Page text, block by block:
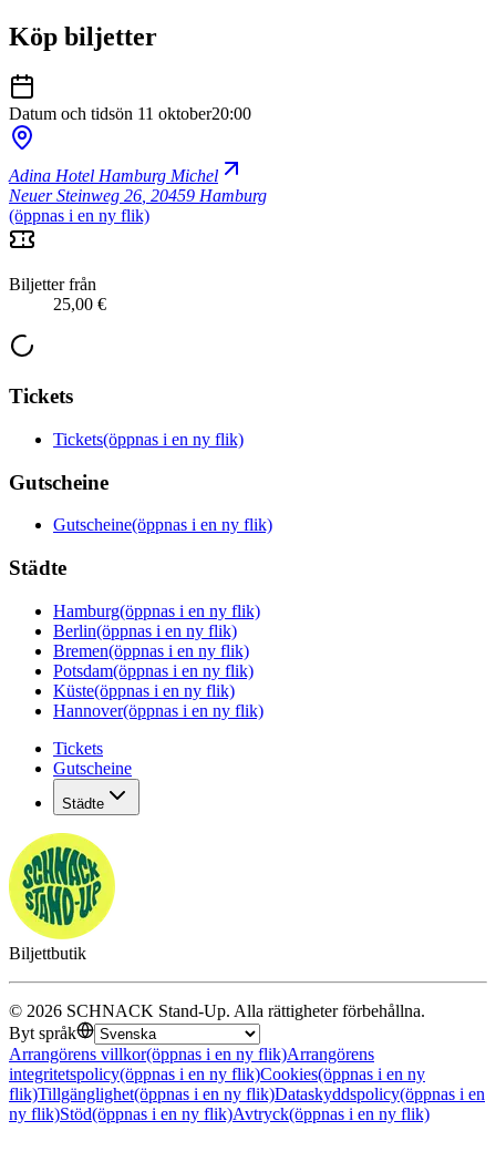
Köp biljetter
Datum och tidsön 11 oktober20:00
Adina Hotel Hamburg Michel
Neuer Steinweg 26, 20459 Hamburg
(öppnas i en ny flik)
Biljetter från
25,00 €
Tickets
Tickets(öppnas i en ny flik)
Gutscheine
Gutscheine(öppnas i en ny flik)
Städte
Hamburg(öppnas i en ny flik)
Berlin(öppnas i en ny flik)
Bremen(öppnas i en ny flik)
Potsdam(öppnas i en ny flik)
Küste(öppnas i en ny flik)
Hannover(öppnas i en ny flik)
Tickets
Gutscheine
Städte
Biljettbutik
© 2026 SCHNACK Stand-Up. Alla rättigheter förbehållna.
Byt språk
Arrangörens villkor(öppnas i en ny flik)Arrangörens
integritetspolicy(öppnas i en ny flik)Cookies(öppnas i en ny
flik)Tillgänglighet(öppnas i en ny flik)Dataskyddspolicy(öppnas i en
ny flik)Stöd(öppnas i en ny flik)Avtryck(öppnas i en ny flik)